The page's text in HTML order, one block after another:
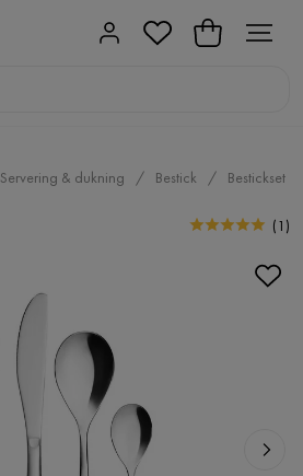
Servering & dukning Bestick Bestickset
(1 )